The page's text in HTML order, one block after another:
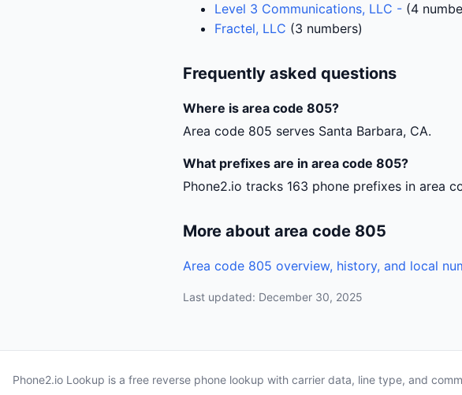
Level 3 Communications, LLC - (4
Fractel, LLC (3 numbers)
Frequently asked questions
Where is area code 805?
Area code 805 serves Santa Barbara, CA.
What prefixes are in area code 805?
Phone2.io tracks 163 phone prefixes in area
More about area code 805
Area code 805 overview, history, and local
Last updated: December 30, 2025
Phone2.io Lookup is a free reverse phone lookup with carrier data, line type, and